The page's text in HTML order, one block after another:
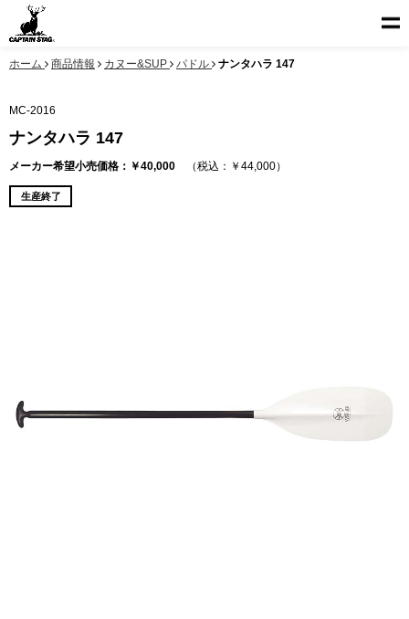
ホーム 商品情報 カヌー&SUP パドル ナンタハラ 147
MC-2016
ナンタハラ 147
メーカー希望小売価格：￥40,000 （税込：￥44,000）
生産終了